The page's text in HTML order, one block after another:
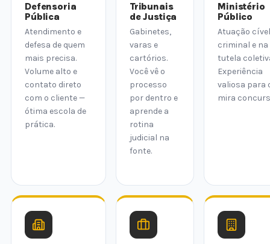
Defensoria
Pública
Atendimento e
defesa de quem
mais precisa.
Volume alto e
contato direto
com o cliente —
ótima escola de
prática.
Tribunais
de Justiça
Gabinetes,
varas e
cartórios.
Você vê o
processo
por dentro e
aprende a
rotina
judicial na
fonte.
Ministério
Público
Atuação
criminal e na
tutela
Experiência
valiosa para
mira